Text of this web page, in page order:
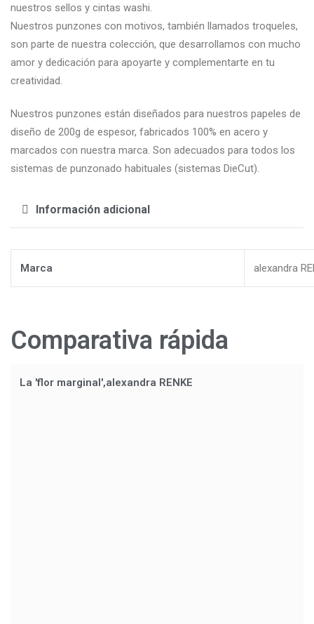
nuestros sellos y cintas washi.
Nuestros punzones con motivos, también llamados troqueles,
son parte de nuestra colección, que desarrollamos con mucho
amor y dedicación para apoyarte y complementarte en tu
creatividad.
Nuestros punzones están diseñados para nuestros papeles de
diseño de 200g de espesor, fabricados 100% en acero y
marcados con nuestra marca. Son adecuados para todos los
sistemas de punzonado habituales (sistemas DieCut).
Información adicional
Marca alexandra
Comparativa rápida
La 'flor marginal',alexandra RENKE